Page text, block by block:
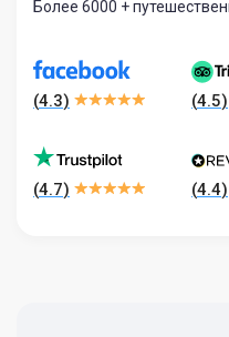
Более 6000 +
(4.3) (4.5)
(4.7) (4.4)